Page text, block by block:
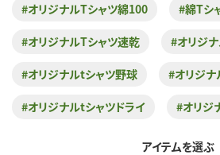
#オリジナルTシャツ綿100 #綿Tシ
#オリジナルTシャツ速乾 #オリジ
#オリジナルtシャツ野球 #オリジナ
#オリジナルtシャツドライ #オリジ
アイテムを選ぶ